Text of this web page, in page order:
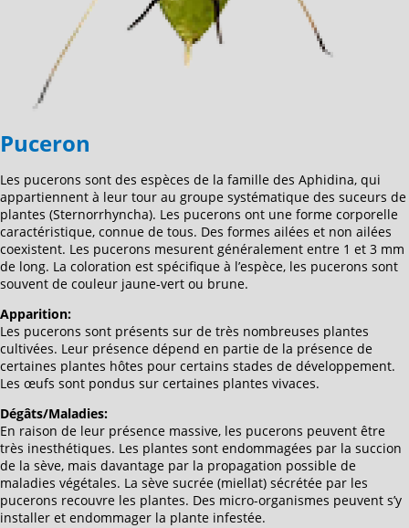
Puceron
Les pucerons sont des espèces de la famille des Aphidina, qui
appartiennent à leur tour au groupe systématique des suceurs de
plantes (Sternorrhyncha). Les pucerons ont une forme corporelle
caractéristique, connue de tous. Des formes ailées et non ailées
coexistent. Les pucerons mesurent généralement entre 1 et 3 mm
de long. La coloration est spécifique à l’espèce, les pucerons sont
souvent de couleur jaune-vert ou brune.
Apparition:
Les pucerons sont présents sur de très nombreuses plantes
cultivées. Leur présence dépend en partie de la présence de
certaines plantes hôtes pour certains stades de développement.
Les œufs sont pondus sur certaines plantes vivaces.
Dégâts/Maladies:
En raison de leur présence massive, les pucerons peuvent être
très inesthétiques. Les plantes sont endommagées par la succion
de la sève, mais davantage par la propagation possible de
maladies végétales. La sève sucrée (miellat) sécrétée par les
pucerons recouvre les plantes. Des micro-organismes peuvent s’y
installer et endommager la plante infestée.